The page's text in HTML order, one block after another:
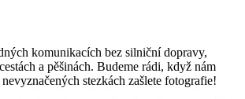
komunikacích bez silniční dopravy,
a pěšinách. Budeme rádi, když nám
stezkách zašlete fotografie!